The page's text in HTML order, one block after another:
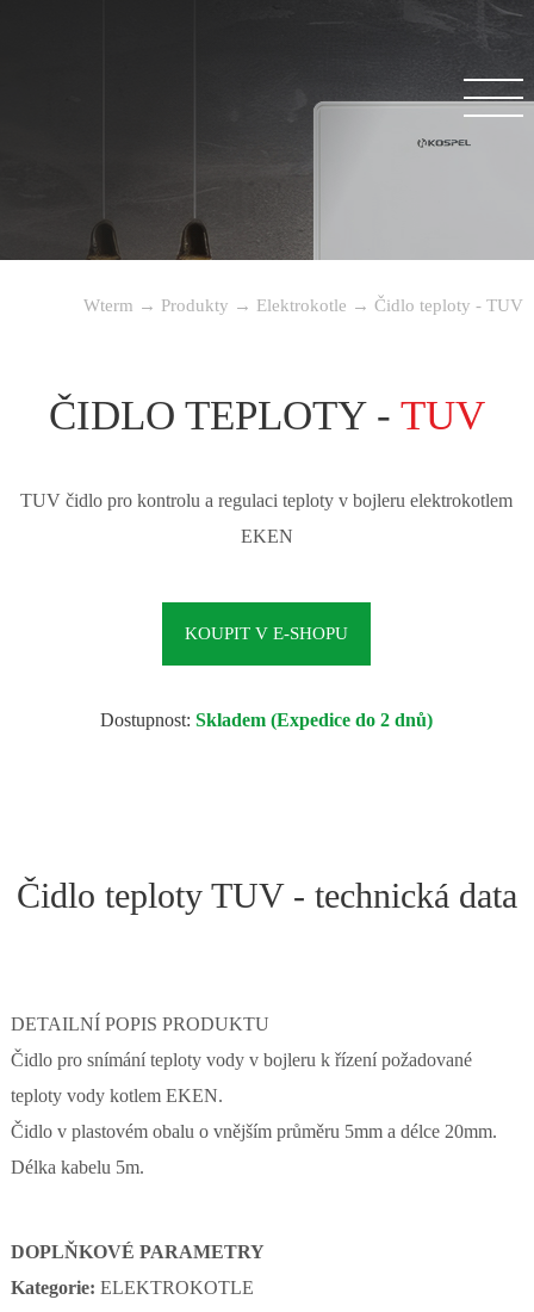
Wterm → Produkty → Elektrokotle →Čidlo teploty - TUV
ČIDLO TEPLOTY - TUV
TUV čidlo pro kontrolu a regulaci teploty v bojleru elektrokotlem
EKEN
KOUPIT V E-SHOPU
Dostupnost:Skladem (Expedice do 2 dnů)
Čidlo teploty TUV - technická data
DETAILNÍ POPIS PRODUKTU
Čidlo pro snímání teploty vody v bojleru k řízení požadované
teploty vody kotlem EKEN.
Čidlo v plastovém obalu o vnějším průměru 5mm a délce 20mm.
Délka kabelu 5m.
DOPLŇKOVÉ PARAMETRY
Kategorie: ELEKTROKOTLE